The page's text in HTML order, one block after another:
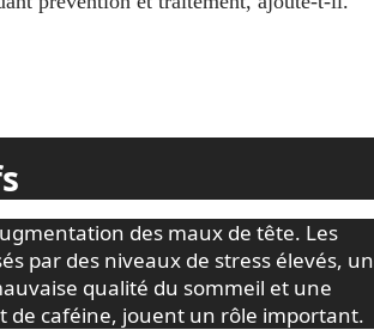
des maux de tête. Les
par des niveaux de stress élevés, un
qualité du sommeil et une
de caféine, jouent un rôle important.